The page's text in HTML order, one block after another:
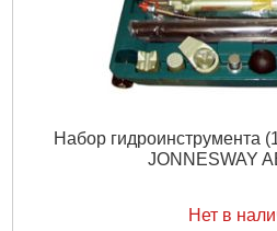
Набор гидроинструмента
JONNESWAY
Нет в